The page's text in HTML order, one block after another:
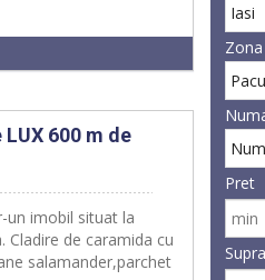
600 m de
un imobil situat la
Cladire de caramida cu
salamander,parchet
Zona
Pret